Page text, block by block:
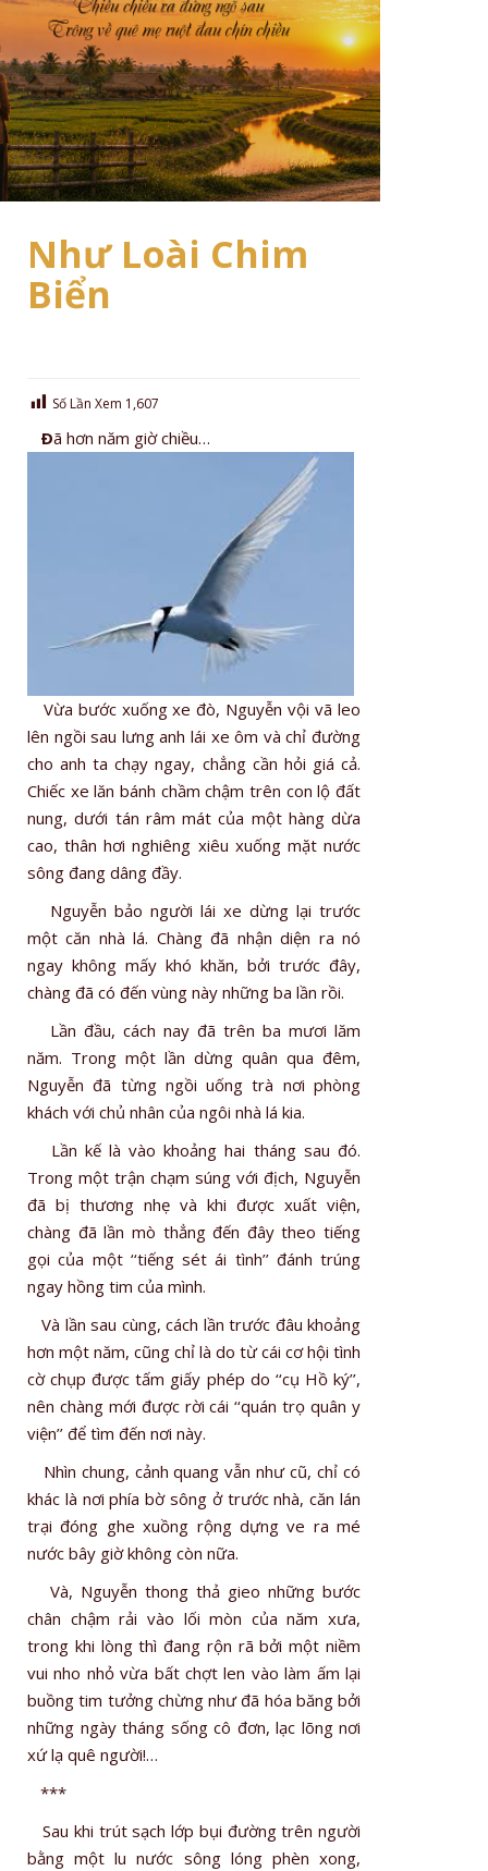
Như Loài Chim
Biển
Số Lần Xem 1,607
Ðã hơn năm giờ chiều…
Vừa bước xuống xe đò, Nguyễn vội vã leo
lên ngồi sau lưng anh lái xe ôm và chỉ đường
cho anh ta chạy ngay, chẳng cần hỏi giá cả.
Chiếc xe lăn bánh chầm chậm trên con lộ đất
nung, dưới tán râm mát của một hàng dừa
cao, thân hơi nghiêng xiêu xuống mặt nước
sông đang dâng đầy.
Nguyễn bảo người lái xe dừng lại trước
một căn nhà lá. Chàng đã nhận diện ra nó
ngay không mấy khó khăn, bởi trước đây,
chàng đã có đến vùng này những ba lần rồi.
Lần đầu, cách nay đã trên ba mươi lăm
năm. Trong một lần dừng quân qua đêm,
Nguyễn đã từng ngồi uống trà nơi phòng
khách với chủ nhân của ngôi nhà lá kia.
Lần kế là vào khoảng hai tháng sau đó.
Trong một trận chạm súng với địch, Nguyễn
đã bị thương nhẹ và khi được xuất viện,
chàng đã lần mò thẳng đến đây theo tiếng
gọi của một ‘‘tiếng sét ái tình’’ đánh trúng
ngay hồng tim của mình.
Và lần sau cùng, cách lần trước đâu khoảng
hơn một năm, cũng chỉ là do từ cái cơ hội tình
cờ chụp được tấm giấy phép do ‘‘cụ Hồ ký’’,
nên chàng mới được rời cái ‘‘quán trọ quân y
viện’’ để tìm đến nơi này.
Nhìn chung, cảnh quang vẫn như cũ, chỉ có
khác là nơi phía bờ sông ở trước nhà, căn lán
trại đóng ghe xuồng rộng dựng ve ra mé
nước bây giờ không còn nữa.
Và, Nguyễn thong thả gieo những bước
chân chậm rải vào lối mòn của năm xưa,
trong khi lòng thì đang rộn rã bởi một niềm
vui nho nhỏ vừa bất chợt len vào làm ấm lại
buồng tim tưởng chừng như đã hóa băng bởi
những ngày tháng sống cô đơn, lạc lõng nơi
xứ lạ quê người!…
***
Sau khi trút sạch lớp bụi đường trên người
bằng một lu nước sông lóng phèn xong,